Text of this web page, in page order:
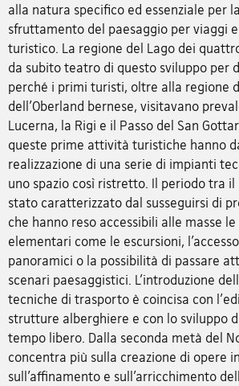
alla natura specifico ed essenziale per
sfruttamento del paesaggio per viaggi
turistico. La regione del Lago dei
da subito teatro di questo sviluppo per
perché i primi turisti, oltre alla regione
dell’Oberland bernese, visitavano
Lucerna, la Rigi e il Passo del San
queste prime attività turistiche hanno
realizzazione di una serie di impianti
uno spazio così ristretto. Il periodo tra
stato caratterizzato dal susseguirsi di
che hanno reso accessibili alle masse
elementari come le escursioni,
panoramici o la possibilità di passare
scenari paesaggistici. L’introduzione
tecniche di trasporto è coincisa con
strutture alberghiere e con lo sviluppo
tempo libero. Dalla seconda metà del
concentra più sulla creazione di opere
sull’affinamento e sull’arricchimento